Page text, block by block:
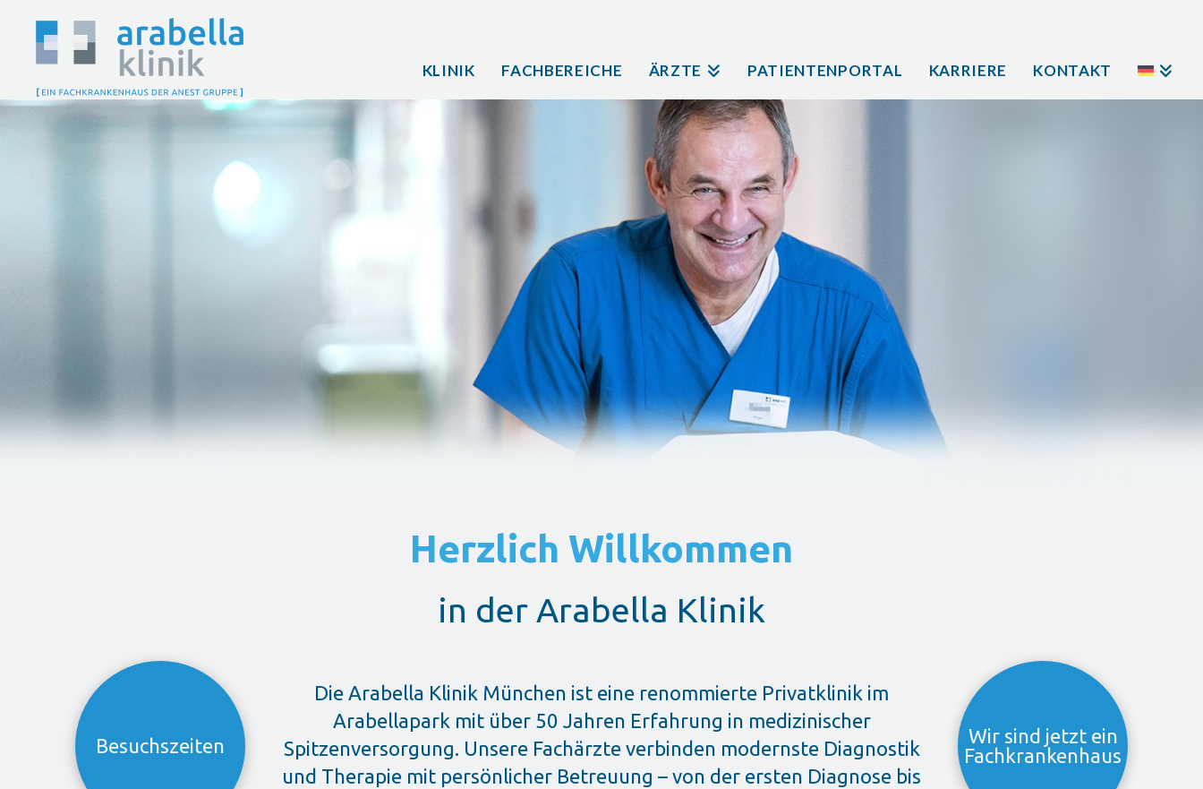
KLINIK FACHBEREICHE ÄRZTE PATIENTENPORTAL KARRIERE KONTAKT
Herzlich Willkommen
in der Arabella Klinik
Besuchszeiten
Die Arabella Klinik München ist eine renommierte Privatklinik im
Arabellapark mit über 50 Jahren Erfahrung in medizinischer
Spitzenversorgung. Unsere Fachärzte verbinden modernste Diagnostik
und Therapie mit persönlicher Betreuung – von der ersten Diagnose bis
Wir sind jetzt ein
Fachkrankenhaus